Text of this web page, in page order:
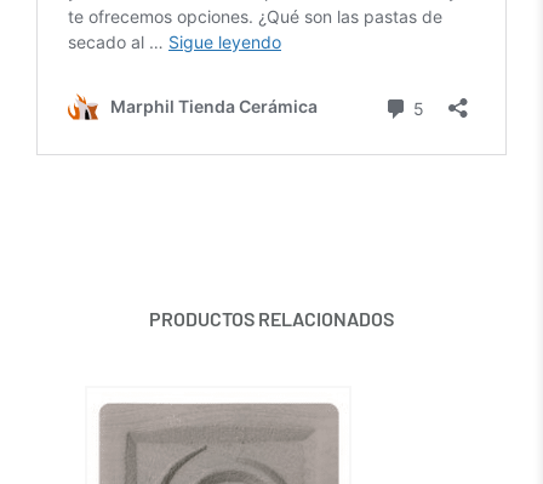
PRODUCTOS RELACIONADOS